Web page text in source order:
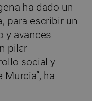
ha dado un
para escribir un
y avances
pilar
social y
ha